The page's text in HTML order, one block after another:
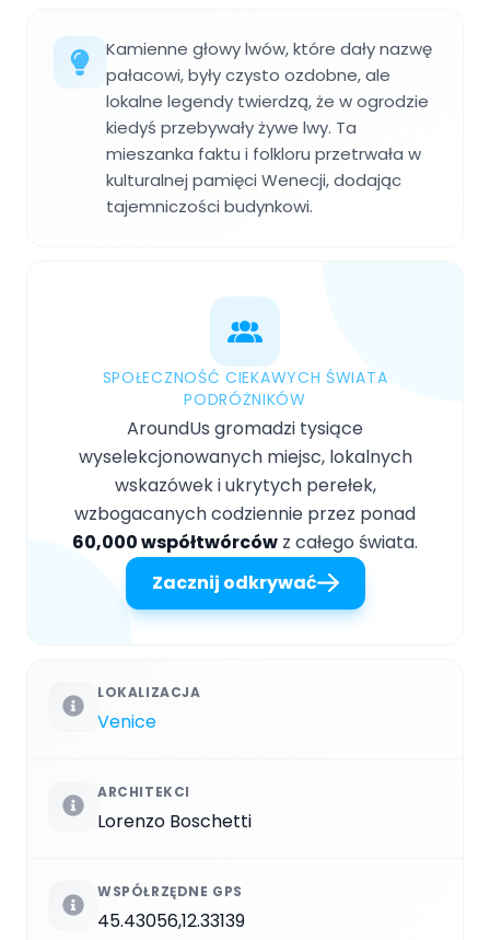
Kamienne głowy lwów, które dały nazwę
pałacowi, były czysto ozdobne, ale
lokalne legendy twierdzą, że w ogrodzie
kiedyś przebywały żywe lwy. Ta
mieszanka faktu i folkloru przetrwała w
kulturalnej pamięci Wenecji, dodając
tajemniczości budynkowi.
SPOŁECZNOŚĆ CIEKAWYCH ŚWIATA
PODRÓŻNIKÓW
AroundUs gromadzi tysiące
wyselekcjonowanych miejsc, lokalnych
wskazówek i ukrytych perełek,
wzbogacanych codziennie przez ponad
60,000 współtwórców z całego świata.
Zacznij odkrywać
LOKALIZACJA
Venice
ARCHITEKCI
Lorenzo Boschetti
WSPÓŁRZĘDNE GPS
45.43056,12.33139